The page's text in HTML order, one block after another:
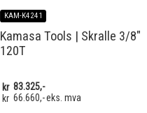
KAM-K4241
Kamasa Tools | Skralle 3/8"
120T
kr 83.325,-
kr 66.660,-eks. mva